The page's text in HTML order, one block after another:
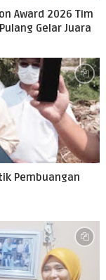
Award 2026 Tim
Gelar Juara
Pembuangan